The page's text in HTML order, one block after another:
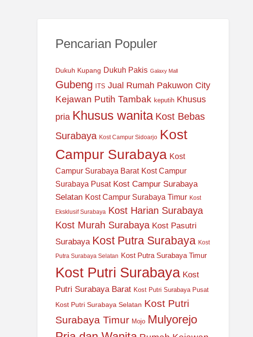
Pencarian Populer
Dukuh Kupang Dukuh Pakis Galaxy Mall
Gubeng ITS Jual Rumah Pakuwon City
Kejawan Putih Tambak keputih Khusus
pria Khusus wanita Kost Bebas
Surabaya Kost Campur Sidoarjo Kost
Campur Surabaya Kost
Campur Surabaya Barat Kost Campur
Surabaya Pusat Kost Campur Surabaya
Selatan Kost Campur Surabaya Timur Kost
Eksklusif Surabaya Kost Harian Surabaya
Kost Murah Surabaya Kost Pasutri
Surabaya Kost Putra Surabaya Kost
Putra Surabaya Selatan Kost Putra Surabaya Timur
Kost Putri Surabaya Kost
Putri Surabaya Barat Kost Putri Surabaya Pusat
Kost Putri Surabaya Selatan Kost Putri
Surabaya Timur Mojo Mulyorejo